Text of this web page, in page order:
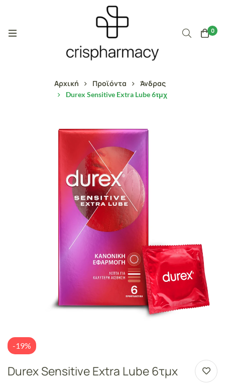
0
Αρχική Προϊόντα Άνδρας
Durex Sensitive Extra Lube 6τμχ
-19%
Durex Sensitive Extra Lube 6τμχ